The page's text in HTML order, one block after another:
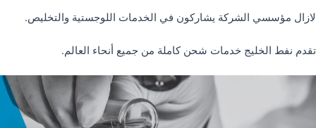
لازال مؤسسي الشركة يشاركون في الخدمات اللوجستية والتخليص.
تقدم نفط الخليج خدمات شحن كاملة من جميع أنحاء العالم.